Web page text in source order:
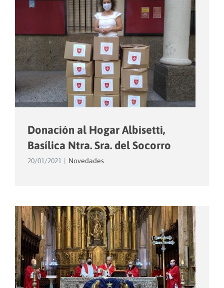
Donación al Hogar Albisetti,
Basílica Ntra. Sra. del Socorro
20/01/2021 Novedades